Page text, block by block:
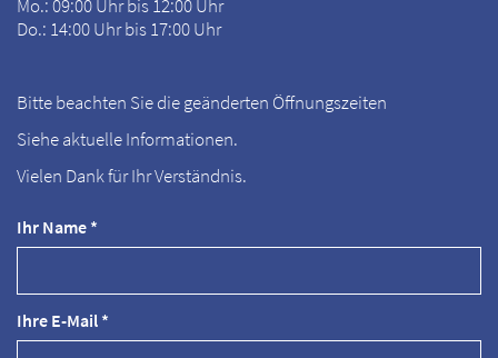
Ihr Name *
Ihre E-Mail *
Mo.: 09:00 Uhr bis 12:00 Uhr
Do.: 14:00 Uhr bis 17:00 Uhr
Bitte beachten Sie die geänderten Öffnungszeiten
Siehe aktuelle Informationen.
Vielen Dank für Ihr Verständnis.